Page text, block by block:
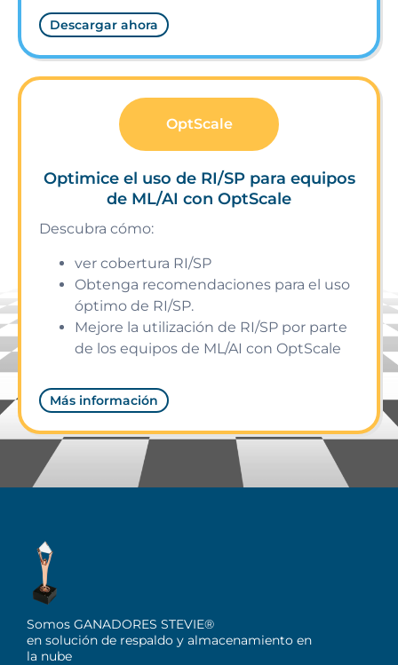
Descargar ahora
OptScale
Optimice el uso de RI/SP para equipos
de ML/AI con OptScale
Descubra cómo:
ver cobertura RI/SP
Obtenga recomendaciones para el uso
óptimo de RI/SP.
Mejore la utilización de RI/SP por parte
de los equipos de ML/AI con OptScale
Más información
Somos GANADORES STEVIE®
en solución de respaldo y almacenamiento en
la nube